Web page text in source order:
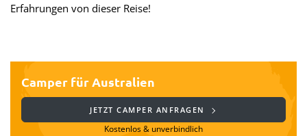
Erfahrungen von dieser Reise!
Camper für Australien
JETZT CAMPER ANFRAGEN
Kostenlos & unverbindlich